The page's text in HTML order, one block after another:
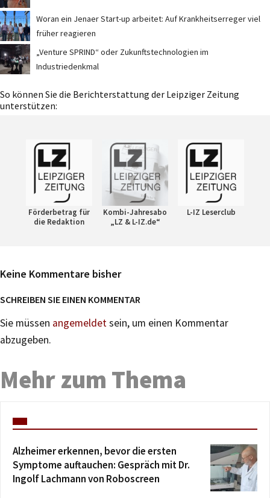
Woran ein Jenaer Start-up arbeitet: Auf Krankheitserreger viel
früher reagieren
„Venture SPRIND“ oder Zukunftstechnologien im
Industriedenkmal
So können Sie die Berichterstattung der Leipziger Zeitung
unterstützen:
Förderbetrag für
die Redaktion
Kombi-Jahresabo
„LZ & L-IZ.de“
L-IZ Leserclub
Keine Kommentare bisher
SCHREIBEN SIE EINEN KOMMENTAR
Sie müssen angemeldetsein, um einen Kommentar
abzugeben.
Mehr zum Thema
Alzheimer erkennen, bevor die ersten
Symptome auftauchen: Gespräch mit Dr.
Ingolf Lachmann von Roboscreen